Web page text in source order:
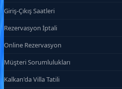
Giriş-Çıkış Saatleri
Rezervasyon İptali
Online Rezervasyon
Müşteri Sorumlulukları
Kalkan'da Villa Tatili